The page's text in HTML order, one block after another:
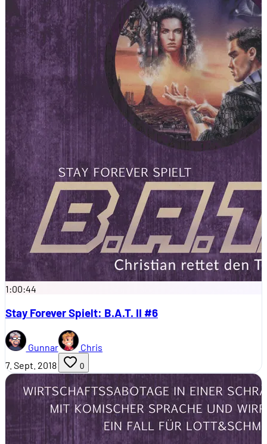
1:00:44
Stay Forever Spielt: B.A.T. II #6
Gunnar
Chris
7. Sept. 2018
0